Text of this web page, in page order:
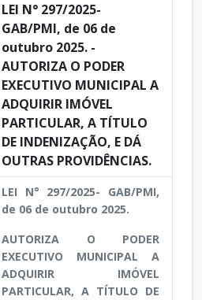
LEI N° 297/2025-
GAB/PMI, de 06 de
outubro 2025. -
AUTORIZA O PODER
EXECUTIVO MUNICIPAL A
ADQUIRIR IMÓVEL
PARTICULAR, A TÍTULO
DE INDENIZAÇÃO, E DÁ
OUTRAS PROVIDÊNCIAS.
LEI N° 297/2025- GAB/PMI,
de 06 de outubro 2025.
AUTORIZA O PODER
EXECUTIVO MUNICIPAL A
ADQUIRIR IMÓVEL
PARTICULAR, A TÍTULO DE